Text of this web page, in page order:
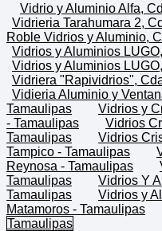
Vidrio y Aluminio Alfa,
Vidrieria Tarahumara 2,
Roble Vidrios y Aluminio,
Vidrios y Aluminios
Vidrios y Aluminios
Vidriera "Rapividrios",
Vidieria Aluminio y
Tamaulipas
Vidrios y
- Tamaulipas
Vidrios
Tamaulipas
Vidrios
Tampico - Tamaulipas
Reynosa - Tamaulipas
Tamaulipas
Vidrios Y
Tamaulipas
Vidrios y
Matamoros - Tamaulipas
Tamaulipas